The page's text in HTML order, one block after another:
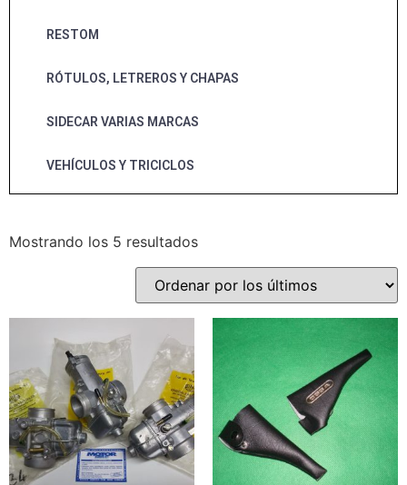
RESTOM
RÓTULOS, LETREROS Y CHAPAS
SIDECAR VARIAS MARCAS
VEHÍCULOS Y TRICICLOS
Mostrando los 5 resultados